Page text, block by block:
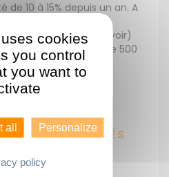
de 10 à 15% depuis un an. A
Cartier, une
de travaux à prévoir)
100 m² sur terrain de 500
en deux mois.
TOUJOURS TRÈS
cookies
you control
you want to
Personalize
policy